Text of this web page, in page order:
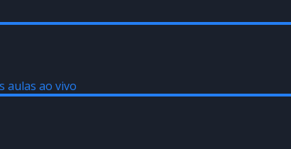
aulas ao vivo